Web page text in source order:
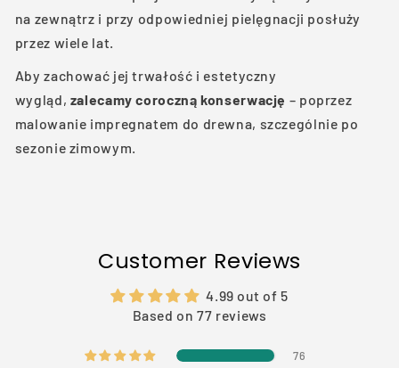
na zewnątrz i przy odpowiedniej pielęgnacji posłuży
przez wiele lat.
Aby zachować jej trwałość i estetyczny
wygląd, zalecamy coroczną konserwację – poprzez
malowanie impregnatem do drewna, szczególnie po
sezonie zimowym.
Customer Reviews
4.99 out of 5
Based on 77 reviews
76